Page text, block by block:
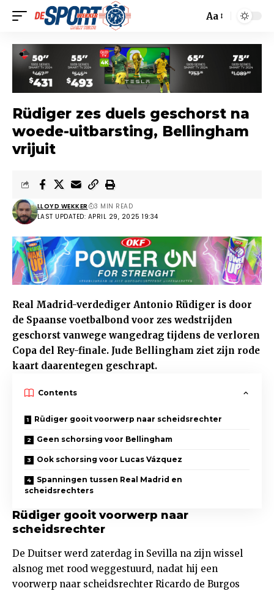
Aa
Rüdiger zes duels geschorst na
woede-uitbarsting, Bellingham
vrijuit
LAST UPDATED: APRIL 29, 2025 19:34
LLOYD WEKKER 3 MIN READ
Real Madrid-verdediger Antonio Rüdiger is door
de Spaanse voetbalbond voor zes wedstrijden
geschorst vanwege wangedrag tijdens de verloren
Copa del Rey-finale. Jude Bellingham ziet zijn rode
kaart daarentegen geschrapt.
Contents
Rüdiger gooit voorwerp naar scheidsrechter
Geen schorsing voor Bellingham
Ook schorsing voor Lucas Vázquez
Spanningen tussen Real Madrid en
scheidsrechters
Rüdiger gooit voorwerp naar
scheidsrechter
De Duitser werd zaterdag in Sevilla na zijn wissel
alsnog met rood weggestuurd, nadat hij een
voorwerp naar scheidsrechter Ricardo de Burgos